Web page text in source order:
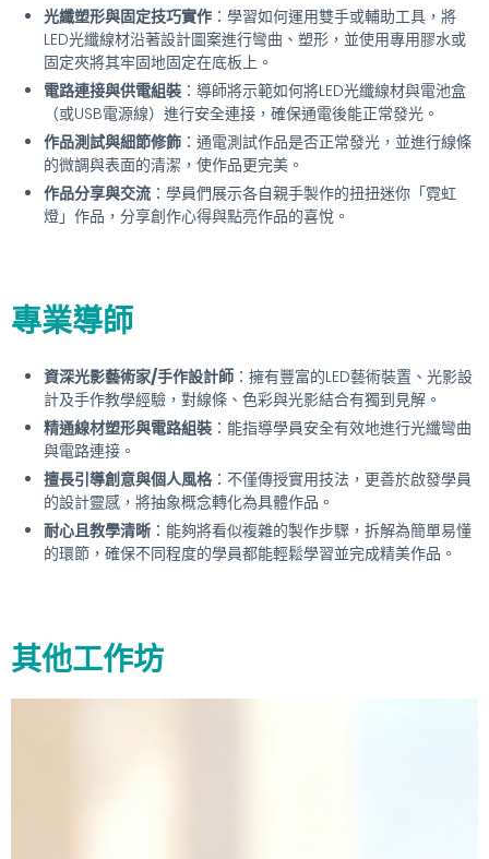
光纖塑形與固定技巧實作 ：學習如何運用雙手或輔助工具，將
LED光纖線材沿著設計圖案進行彎曲、塑形，並使用專用膠水或
固定夾將其牢固地固定在底板上。
電路連接與供電組裝 ：導師將示範如何將LED光纖線材與電池盒
（或USB電源線）進行安全連接，確保通電後能正常發光。
作品測試與細節修飾 ：通電測試作品是否正常發光，並進行線條
的微調與表面的清潔，使作品更完美。
作品分享與交流 ：學員們展示各自親手製作的扭扭迷你「霓虹
燈」作品，分享創作心得與點亮作品的喜悅。
專業導師
資深光影藝術家/手作設計師 ：擁有豐富的LED藝術裝置、光影設
計及手作教學經驗，對線條、色彩與光影結合有獨到見解。
精通線材塑形與電路組裝 ：能指導學員安全有效地進行光纖彎曲
與電路連接。
擅長引導創意與個人風格 ：不僅傳授實用技法，更善於啟發學員
的設計靈感，將抽象概念轉化為具體作品。
耐心且教學清晰 ：能夠將看似複雜的製作步驟，拆解為簡單易懂
的環節，確保不同程度的學員都能輕鬆學習並完成精美作品。
其他工作坊